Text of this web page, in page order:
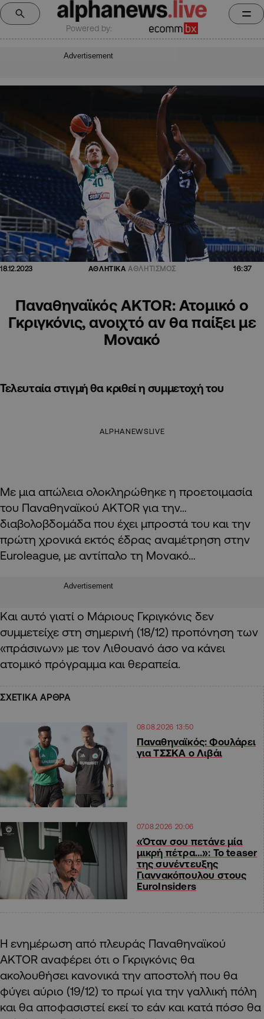
Powered by:
Advertisement
18.12.2023 ΑΘΛΗΤΙΚΑ ΑΘΛΗΤΙΣΜΟΣ 16:37
Παναθηναϊκός AKTOR: Ατομικό ο
Γκριγκόνις, ανοιχτό αν θα παίξει με
Μονακό
Τελευταία στιγμή θα κριθεί η συμμετοχή του
ALPHANEWSLIVE
Με μια απώλεια ολοκληρώθηκε η προετοιμασία
του Παναθηναϊκού AKTOR για την…
διαβολοβδομάδα που έχει μπροστά του και την
πρώτη χρονικά εκτός έδρας αναμέτρηση στην
Euroleague, με αντίπαλο τη Μονακό…
Advertisement
Και αυτό γιατί ο Μάριους Γκριγκόνις δεν
συμμετείχε στη σημερινή (18/12) προπόνηση των
«πράσινων» με τον Λιθουανό άσο να κάνει
ατομικό πρόγραμμα και θεραπεία.
ΣΧΕΤΙΚΑ ΑΡΘΡΑ
08.08.2026 13:50
Παναθηναϊκός: Φουλάρει
για ΤΣΣΚΑ ο Λιβάι
07.08.2026 20:06
«Όταν σου πετάνε μία
μικρή πέτρα…»: Το teaser
της συνέντευξης
Γιαννακόπουλου στους
EuroInsiders
Η ενημέρωση από πλευράς Παναθηναϊκού
AKTOR αναφέρει ότι ο Γκριγκόνις θα
ακολουθήσει κανονικά την αποστολή που θα
φύγει αύριο (19/12) το πρωί για την γαλλική πόλη
και θα αποφασιστεί εκεί το εάν και κατά πόσο θα